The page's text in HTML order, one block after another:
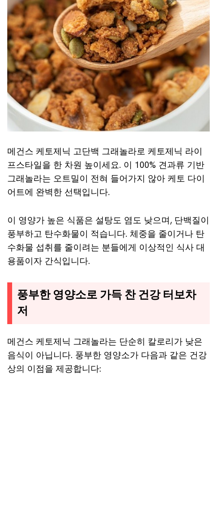
메건스 케토제닉 고단백 그래놀라로 케토제닉 라이
프스타일을 한 차원 높이세요. 이 100% 견과류 기반
그래놀라는 오트밀이 전혀 들어가지 않아 케토 다이
어트에 완벽한 선택입니다.
이 영양가 높은 식품은 설탕도 염도 낮으며, 단백질이
풍부하고 탄수화물이 적습니다. 체중을 줄이거나 탄
수화물 섭취를 줄이려는 분들에게 이상적인 식사 대
용품이자 간식입니다.
풍부한 영양소로 가득 찬 건강 터보차
저
메건스 케토제닉 그래놀라는 단순히 칼로리가 낮은
음식이 아닙니다. 풍부한 영양소가 다음과 같은 건강
상의 이점을 제공합니다: